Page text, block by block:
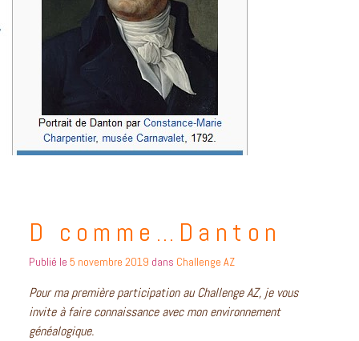
D comme…Danton
Publié le 5 novembre 2019 dans Challenge AZ
Pour ma première participation au Challenge AZ, je vous
invite à faire connaissance avec mon environnement
généalogique.